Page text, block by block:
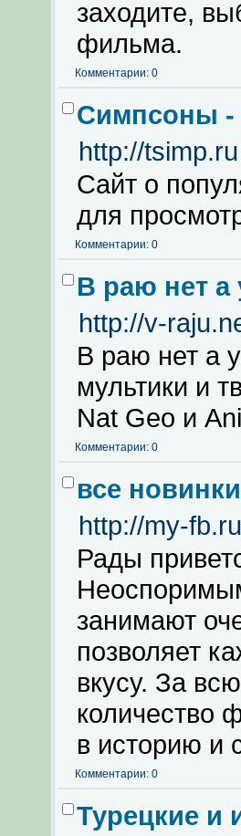
заходите,
фильма.
Комментарии: 0
Симпсоны -
http://tsimp.ru
Сайт о
для
Комментарии: 0
В раю нет а
http://v-
В раю нет а
мультики и
Nat Geo и
Комментарии: 0
все
http://my-
Рады
занимают
позволяет
вкусу. За
количество
в историю и
Комментарии: 0
Турецкие и